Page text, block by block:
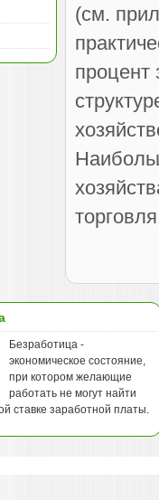
(см.
процент
Безработица -
экономическое состояние,
при котором желающие
работать не могут найти
ставке заработной платы.